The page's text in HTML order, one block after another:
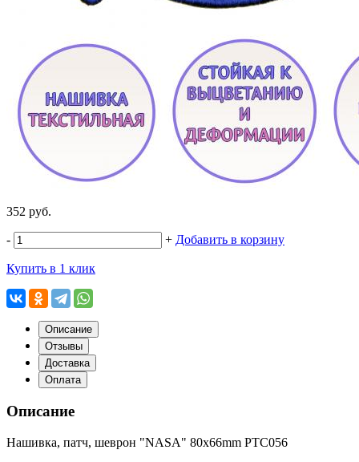
352 руб.
- + Добавить в корзину
Купить в 1 клик
Описание
Отзывы
Доставка
Оплата
Описание
Нашивка, патч, шеврон "NASA" 80x66mm PTC056